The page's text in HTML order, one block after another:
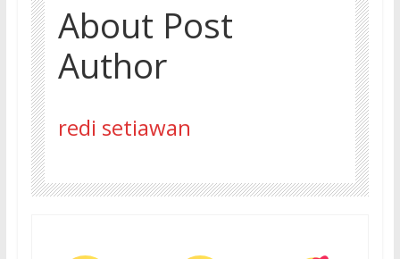
About Post
Author
redi setiawan